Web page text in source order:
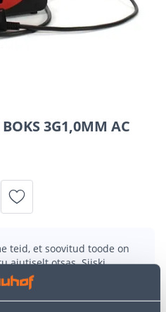
3G1,0MM AC
teid, et soovitud toode on
ajutiselt otsas. Siiski
samast
teile sama palju rõõmu